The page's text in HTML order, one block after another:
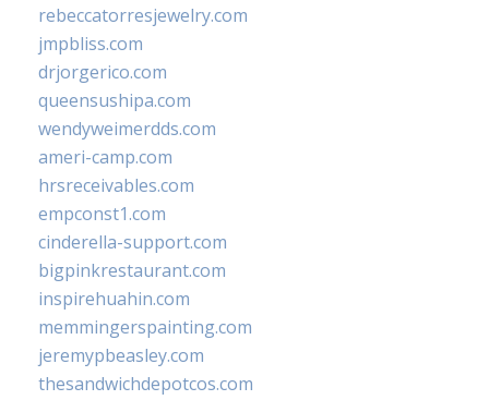
rebeccatorresjewelry.com
jmpbliss.com
drjorgerico.com
queensushipa.com
wendyweimerdds.com
ameri-camp.com
hrsreceivables.com
empconst1.com
cinderella-support.com
bigpinkrestaurant.com
inspirehuahin.com
memmingerspainting.com
jeremypbeasley.com
thesandwichdepotcos.com